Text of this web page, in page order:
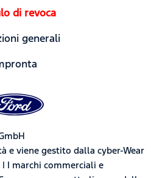
di revoca
generali
e viene gestito dalla cyber-Wear
I marchi commerciali e